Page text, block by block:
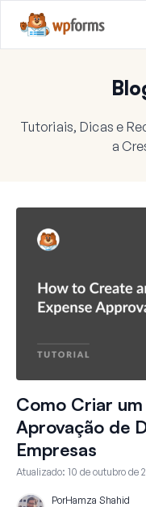
Tutoriais, Dicas e
a
Como Criar
Aprovação de
Empresas
Atualizado: 10 de outubro de
PorHamza Shahid